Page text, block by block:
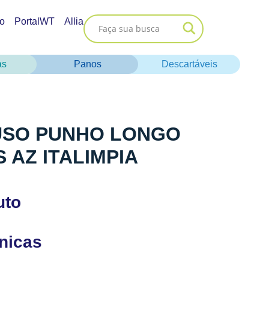
PortalWT Allia
Panos Descartáveis
PUNHO LONGO
AZ ITALIMPIA